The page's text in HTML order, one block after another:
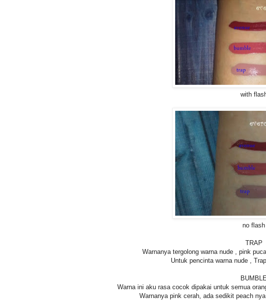
with
no flash
TRAP
Warnanya tergolong warna nude , pink
Untuk pencinta warna nude ,
BUMBLE
Warna ini aku rasa cocok dipakai untuk semua
Warnanya pink cerah, ada sedikit peach